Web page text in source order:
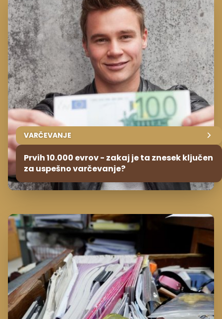
VARČEVANJE
Prvih 10.000 evrov - zakaj je ta znesek ključen
za uspešno varčevanje?